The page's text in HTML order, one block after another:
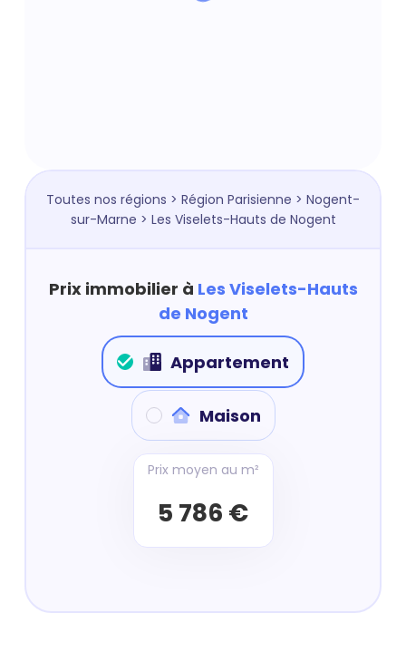
Toutes nos régions > Région Parisienne > Nogent-
sur-Marne > Les Viselets-Hauts de Nogent
Prix immobilier à Les Viselets-Hauts
de Nogent
Appartement
Maison
Prix moyen au m²
5 786 €